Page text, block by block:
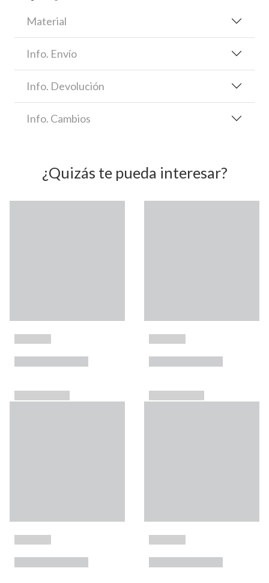
Material
Info. Envío
Info. Devolución
Info. Cambios
¿Quizás te pueda interesar?